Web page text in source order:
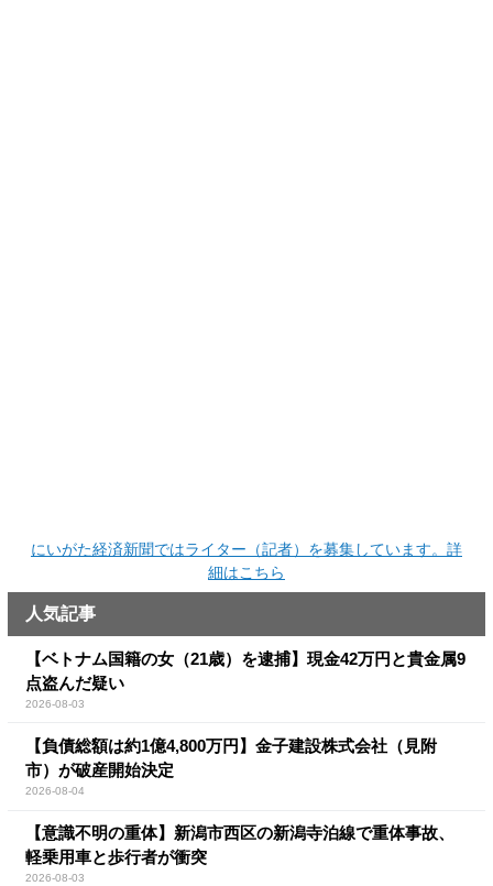
にいがた経済新聞ではライター（記者）を募集しています。詳
細はこちら
人気記事
【ベトナム国籍の女（21歳）を逮捕】現金42万円と貴金属9
点盗んだ疑い
2026-08-03
【負債総額は約1億4,800万円】金子建設株式会社（見附
市）が破産開始決定
2026-08-04
【意識不明の重体】新潟市西区の新潟寺泊線で重体事故、
軽乗用車と歩行者が衝突
2026-08-03